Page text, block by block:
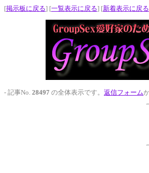
[掲示板に戻る] [一覧表示に戻る] [新着表示に戻る
- 記事No. 28497 の全体表示です。 返信フォーム